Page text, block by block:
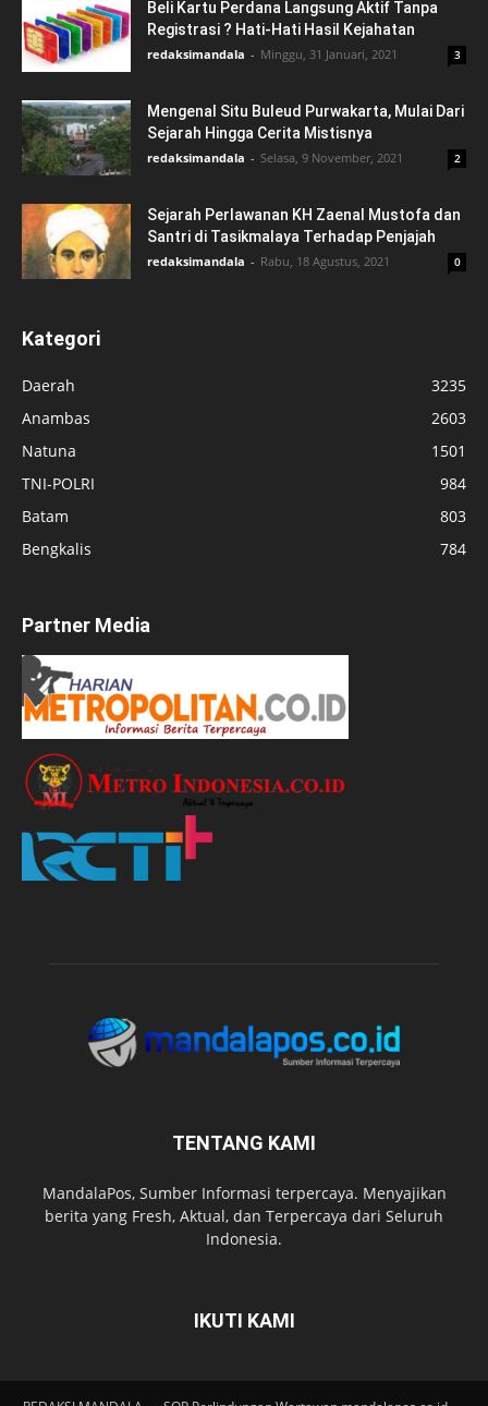
Beli Kartu Perdana Langsung Aktif Tanpa
Registrasi ? Hati-Hati Hasil Kejahatan
redaksimandala - Minggu, 31 Januari, 2021 3
Mengenal Situ Buleud Purwakarta, Mulai Dari
Sejarah Hingga Cerita Mistisnya
redaksimandala - Selasa, 9 November, 2021 2
Sejarah Perlawanan KH Zaenal Mustofa dan
Santri di Tasikmalaya Terhadap Penjajah
redaksimandala - Rabu, 18 Agustus, 2021 0
Kategori
Daerah
3235
Anambas
2603
Natuna
1501
TNI-POLRI
984
Batam
803
Bengkalis
784
Partner Media
TENTANG KAMI
MandalaPos, Sumber Informasi terpercaya. Menyajikan
berita yang Fresh, Aktual, dan Terpercaya dari Seluruh
Indonesia.
IKUTI KAMI